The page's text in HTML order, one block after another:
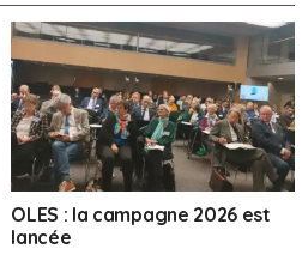
OLES : la campagne 2026 est
lancée